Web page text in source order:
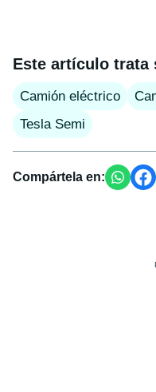
Este artículo trata
Camión eléctrico
Tesla Semi
Compártela en: